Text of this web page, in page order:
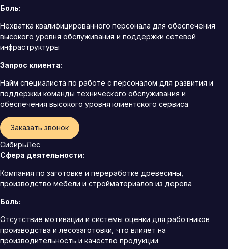
Боль:
Нехватка квалифицированного персонала для обеспечения
высокого уровня обслуживания и поддержки сетевой
инфраструктуры
Запрос клиента:
Найм специалиста по работе с персоналом для развития и
поддержки команды технического обслуживания и
обеспечения высокого уровня клиентского сервиса
Заказать звонок
СибирьЛес
Сфера деятельности:
Компания по заготовке и переработке древесины,
производство мебели и стройматериалов из дерева
Боль:
Отсутствие мотивации и системы оценки для работников
производства и лесозаготовки, что влияет на
производительность и качество продукции